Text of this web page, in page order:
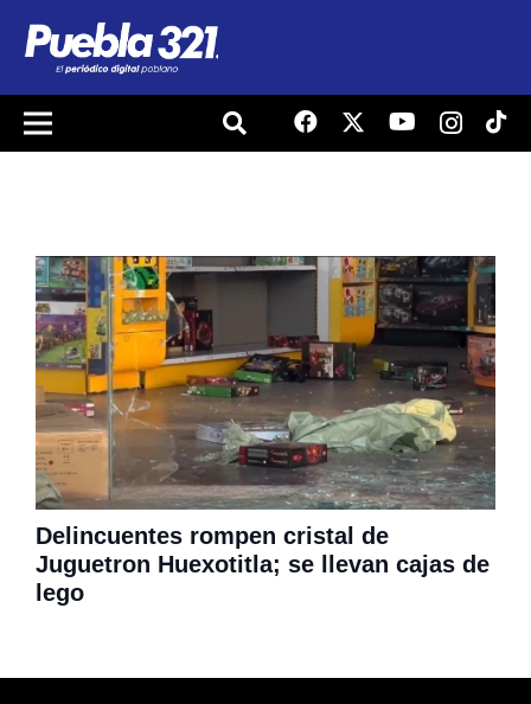
Delincuentes rompen cristal de
Juguetron Huexotitla; se llevan cajas de
lego